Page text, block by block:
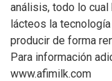
análisis, todo lo
lácteos la
producir de forma
Para información
www.afimilk.com